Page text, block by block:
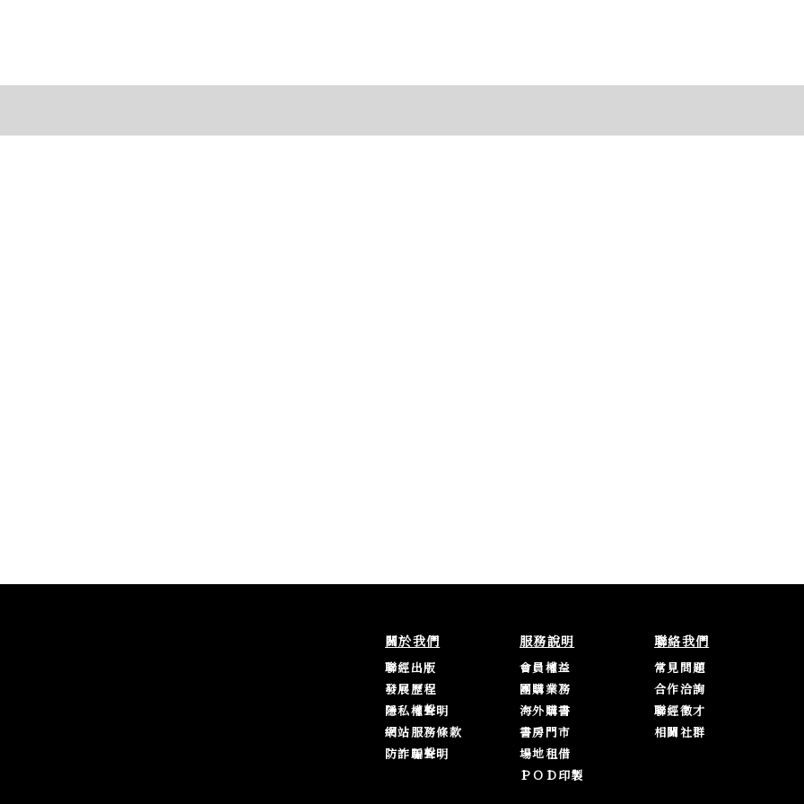
關於我們
聯經出版
發展歷程
隱私權聲明
網站服務條款
防詐騙聲明
服務說明
會員權益
團購業務
海外購書
書房門市
場地租借
ＰＯＤ印製
聯絡我們
常見問題
合作洽詢
聯經徵才
相關社群